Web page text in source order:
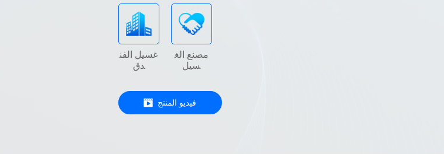
سلسلة STPP يجف ويغسل
غسيل الفن
دق
مصنع الغ
سيل
فيديو المنتج